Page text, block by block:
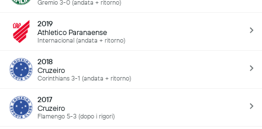
Gremio 3-0 (andata + ritorno)
2019
Athletico Paranaense
Internacional (andata + ritorno)
2018
Cruzeiro
Corinthians 3-1 (andata + ritorno)
2017
Cruzeiro
Flamengo 5-3 (dopo i rigori)